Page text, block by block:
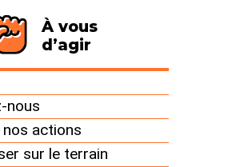
À vous
d’agir
nous
nos actions
sur le terrain
à coup de
rapport Roussely, remis au
en mai dernier et classé
été rendues publiques par l’Elysée,